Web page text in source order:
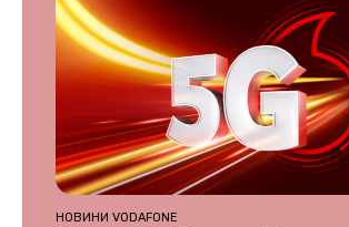
НОВИНИ VODAFONE